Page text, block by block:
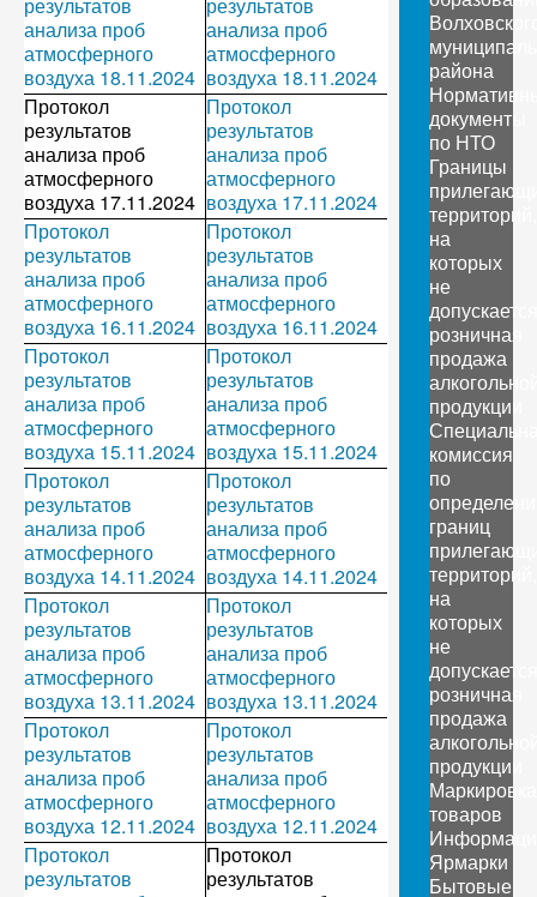
анализа проб
атмосферного
воздуха 18.11.2024
анализа проб
атмосферного
воздуха 18.11.2024
Протокол
результатов
анализа проб
атмосферного
воздуха 17.11.2024
Протокол
результатов
анализа проб
атмосферного
воздуха 17.11.2024
Протокол
результатов
анализа проб
атмосферного
воздуха 16.11.2024
Протокол
результатов
анализа проб
атмосферного
воздуха 16.11.2024
Протокол
результатов
анализа проб
атмосферного
воздуха 15.11.2024
Протокол
результатов
анализа проб
атмосферного
воздуха 15.11.2024
Протокол
результатов
анализа проб
атмосферного
воздуха 14.11.2024
Протокол
результатов
анализа проб
атмосферного
воздуха 14.11.2024
Протокол
результатов
анализа проб
атмосферного
воздуха 13.11.2024
Протокол
результатов
анализа проб
атмосферного
воздуха 13.11.2024
Протокол
результатов
анализа проб
атмосферного
воздуха 12.11.2024
Протокол
результатов
анализа проб
атмосферного
воздуха 12.11.2024
Протокол
результатов
Протокол
результатов
района
документы
по НТО
Границы
территорий,
на
которых
не
допускается
розничная
продажа
продукции
комиссия
по
границ
территорий,
на
которых
не
допускается
розничная
продажа
продукции
Маркировка
товаров
Ярмарки
Бытовые